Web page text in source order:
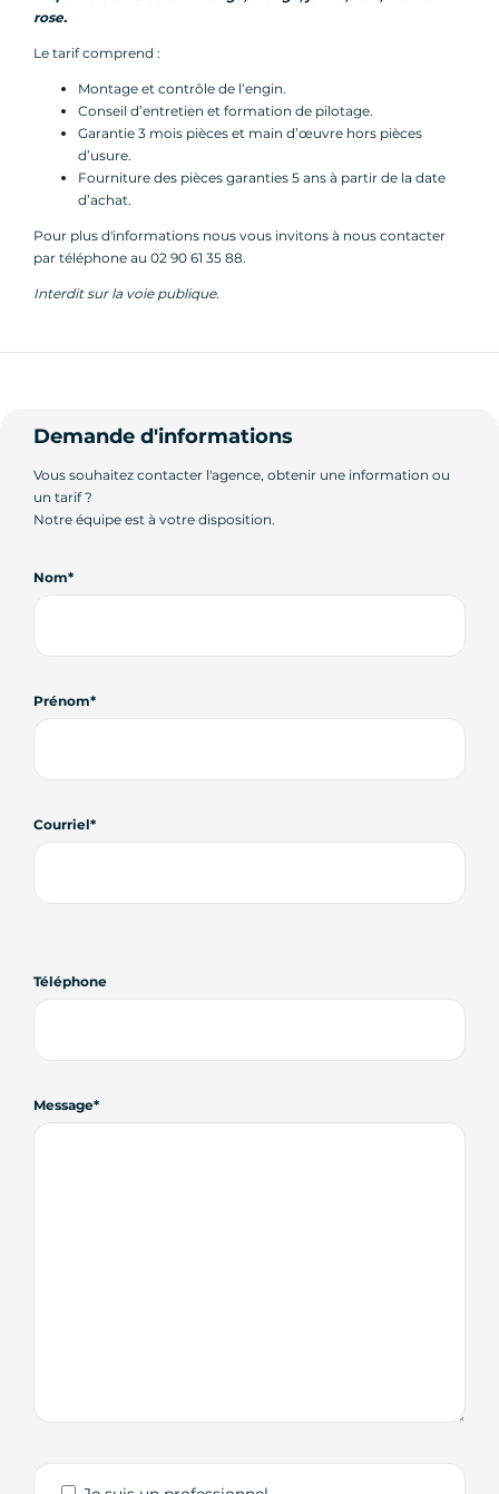
rose.
Le tarif comprend :
Montage et contrôle de l’engin.
Conseil d’entretien et formation de pilotage.
Garantie 3 mois pièces et main d’œuvre hors pièces
d’usure.
Fourniture des pièces garanties 5 ans à partir de la date
d’achat.
Pour plus d'informations nous vous invitons à nous contacter
par téléphone au 02 90 61 35 88.
Interdit sur la voie publique.
Demande d'informations
Vous souhaitez contacter l'agence, obtenir une information ou
un tarif ?
Notre équipe est à votre disposition.
Nom
Prénom
Courriel
Téléphone
Message